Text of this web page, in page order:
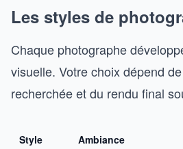
Les styles de
Chaque photographe
visuelle. Votre choix dépend
recherchée et du rendu final
Style Ambiance